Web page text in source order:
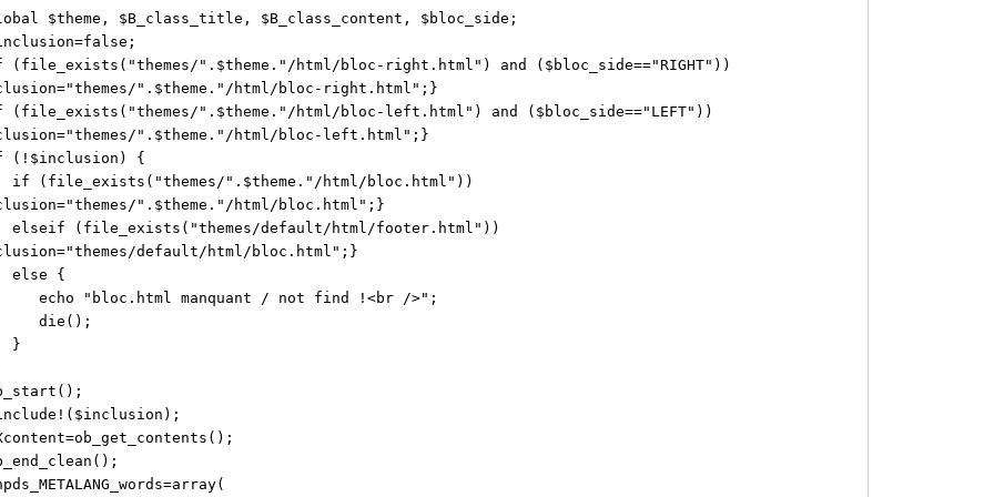
$theme, $B_class_title, $B_class_content, $bloc_side;
".$theme."/html/bloc-right.html") and ($bloc_side=="RIGHT"))
".$theme."/html/bloc-right.html";}
".$theme."/html/bloc-left.html") and ($bloc_side=="LEFT"))
".$theme."/html/bloc-left.html";}
{
".$theme."/html/bloc.html"))
".$theme."/html/bloc.html";}
(file_exists("themes/default/html/footer.html"))
default/html/bloc.html";}
{
"bloc.html manquant / not find !<br />";